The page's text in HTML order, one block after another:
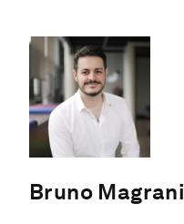
Bruno Magrani